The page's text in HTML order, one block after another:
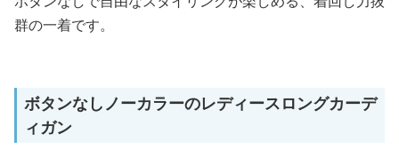
群の一着です。
ボタンなしノーカラーのレディースロングカーデ
ィガン